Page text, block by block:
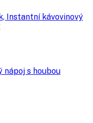
nápoj s houbou